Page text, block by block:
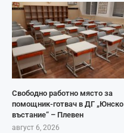
Свободно работно място за
помощник-готвач в ДГ „Юнско
въстание“ – Плевен
август 6, 2026